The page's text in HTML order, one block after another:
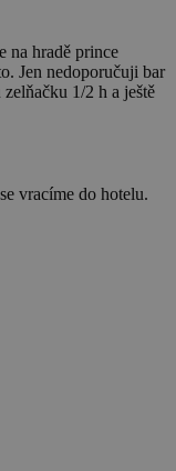
na hradě prince
Jen nedoporučuji bar
1/2 h a ještě
vracíme do hotelu.